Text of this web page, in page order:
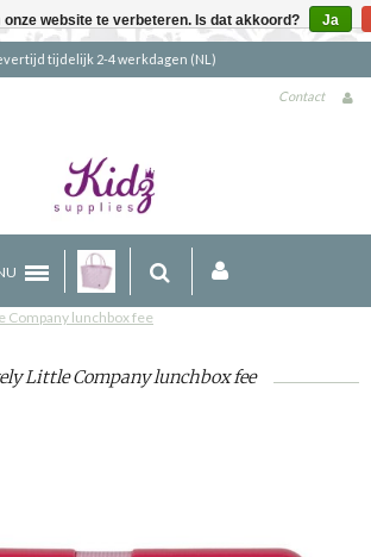
Gratis verzending boven €90 (NL)
Contact
Company lunchbox fee
Little Company lunchbox fee
website te verbeteren. Is dat akkoord? Ja